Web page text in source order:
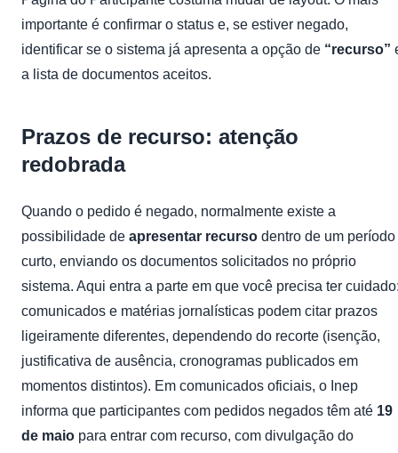
importante é confirmar o status e, se estiver negado,
identificar se o sistema já apresenta a opção de “recurso”
a lista de documentos aceitos.
Prazos de recurso: atenção
redobrada
Quando o pedido é negado, normalmente existe a
possibilidade de apresentar recurso dentro de um período
curto, enviando os documentos solicitados no próprio
sistema. Aqui entra a parte em que você precisa ter
comunicados e matérias jornalísticas podem citar prazos
ligeiramente diferentes, dependendo do recorte (isenção,
justificativa de ausência, cronogramas publicados em
momentos distintos). Em comunicados oficiais, o Inep
informa que participantes com pedidos negados têm até 19
de maio para entrar com recurso, com divulgação do